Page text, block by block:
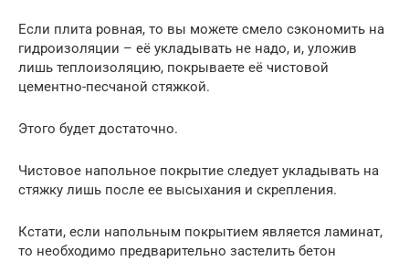
Если плита ровная, то вы можете смело сэкономить на
гидроизоляции – её укладывать не надо, и, уложив
лишь теплоизоляцию, покрываете её чистовой
цементно-песчаной стяжкой.
Этого будет достаточно.
Чистовое напольное покрытие следует укладывать на
стяжку лишь после ее высыхания и скрепления.
Кстати, если напольным покрытием является ламинат,
то необходимо предварительно застелить бетон